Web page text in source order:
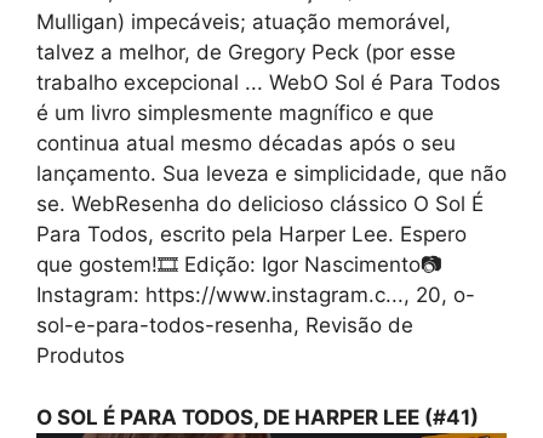
Mulligan) impecáveis; atuação memorável,
talvez a melhor, de Gregory Peck (por esse
trabalho excepcional ... WebO Sol é Para Todos
é um livro simplesmente magnífico e que
continua atual mesmo décadas após o seu
lançamento. Sua leveza e simplicidade, que não
se. WebResenha do delicioso clássico O Sol É
Para Todos, escrito pela Harper Lee. Espero
que gostem!🎞️ Edição: Igor Nascimento📷
Instagram: https://www.instagram.c..., 20, o-
sol-e-para-todos-resenha, Revisão de
Produtos
O SOL É PARA TODOS, DE HARPER LEE (#41)